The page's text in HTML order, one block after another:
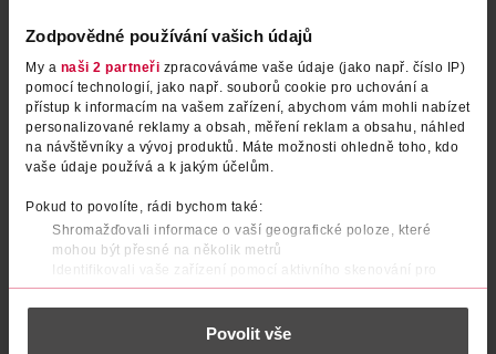
Zodpovědné používání vašich údajů
My a naši 2 partneři zpracováváme vaše údaje (jako např. číslo IP)
pomocí technologií, jako např. souborů cookie pro uchování a
přístup k informacím na vašem zařízení, abychom vám mohli nabízet
personalizované reklamy a obsah, měření reklam a obsahu, náhled
na návštěvníky a vývoj produktů. Máte možnosti ohledně toho, kdo
vaše údaje používá a k jakým účelům.
Pokud to povolíte, rádi bychom také:
Shromažďovali informace o vaší geografické poloze, které
mohou být přesné na několik metrů
Identifikovali vaše zařízení pomocí aktivního skenování pro
konkrétní charakteristiky (otisk prstu)
Zjistěte více o tom, jak zpracováváme vaše osobní údaje, a nastavte
části s podrobnostmi . Svůj souhlas můžete kdykoliv
Povolit vše
BIO ovocná tyčinka Mix ovoce
GENUSS PLUS 25 g
14.90 Kč
DO KOŠÍKU
BIO ovocná tyčinka Banán,
HiPP
DO KOŠÍKU